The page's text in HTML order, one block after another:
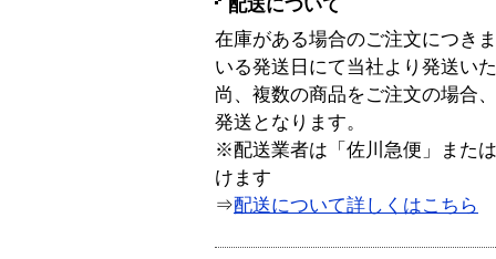
配送について
在庫がある場合のご注文につき
いる発送日にて当社より発送い
尚、複数の商品をご注文の場合
発送となります。
※配送業者は「佐川急便」また
けます
⇒配送について詳しくはこちら